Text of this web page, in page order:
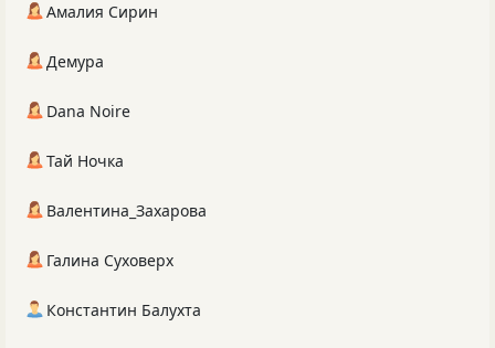
Амалия Сирин
Демура
Dana Noire
Тай Ночка
Валентина_Захарова
Галина Суховерх
Константин Балухта